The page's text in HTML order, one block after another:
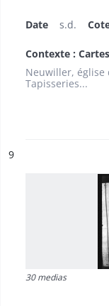
Date s.d.
Contexte :
Neuwiller, église
Tapisseries...
n°
9
30 medias